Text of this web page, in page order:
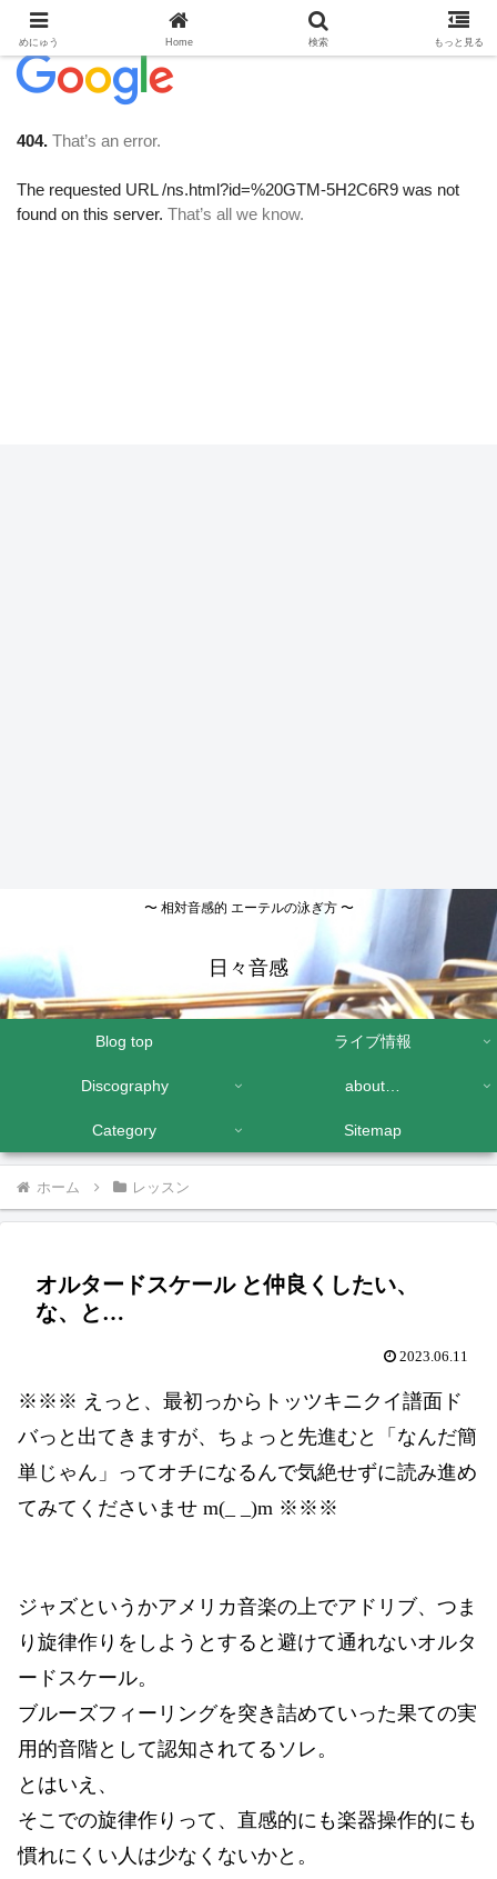
〜 相対音感的 エーテルの泳ぎ方 〜
日々音感
Blog top ライブ情報
Discography about…
Category Sitemap
ホーム レッスン
オルタードスケール と仲良くしたい、
な、と…
2023.06.11
※※※ えっと、最初っからトッツキニクイ譜面ド
バっと出てきますが、ちょっと先進むと「なんだ簡
単じゃん」ってオチになるんで気絶せずに読み進め
てみてくださいませ m(_ _)m ※※※
ジャズというかアメリカ音楽の上でアドリブ、つま
り旋律作りをしようとすると避けて通れないオルタ
ードスケール。
ブルーズフィーリングを突き詰めていった果ての実
用的音階として認知されてるソレ。
とはいえ、
そこでの旋律作りって、直感的にも楽器操作的にも
慣れにくい人は少なくないかと。
めにゅう Home 検索 もっと見る